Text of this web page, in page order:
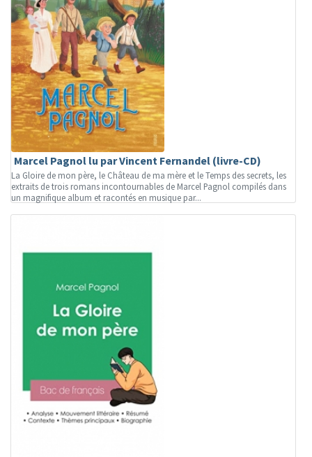
Marcel Pagnol lu par Vincent Fernandel (livre-CD)
La Gloire de mon père, le Château de ma mère et le Temps des secrets, les
extraits de trois romans incontournables de Marcel Pagnol compilés dans
un magnifique album et racontés en musique par...